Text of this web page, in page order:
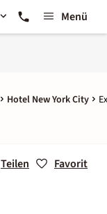
Menü
Hotel New York City
Teilen Favorit